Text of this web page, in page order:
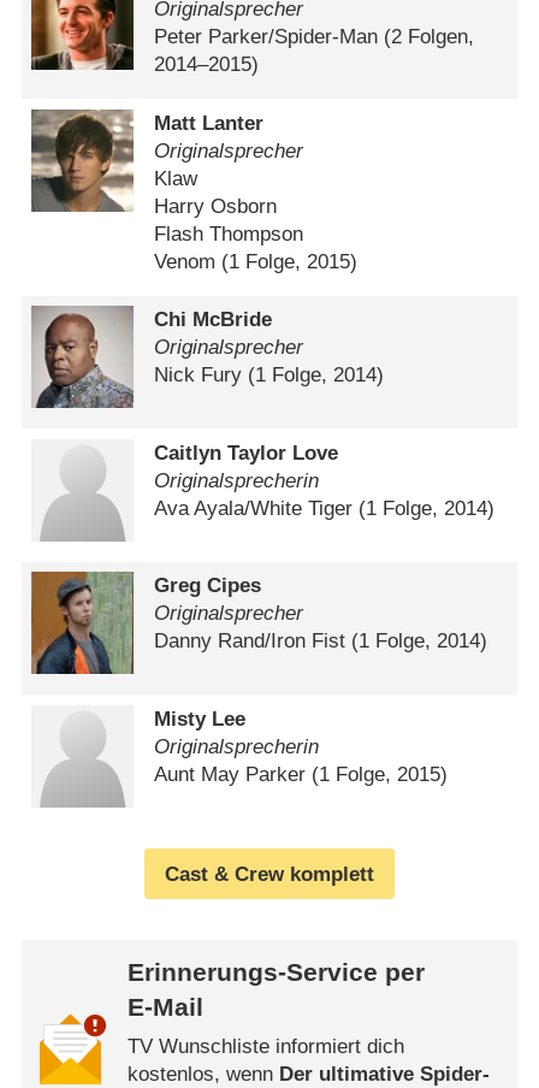
Originalsprecher
Peter Parker/​Spider-Man (2 Folgen,
2014⁠–⁠2015)
Matt Lanter
Originalsprecher
Klaw
Harry Osborn
Flash Thompson
Venom (1 Folge, 2015)
Chi McBride
Originalsprecher
Nick Fury (1 Folge, 2014)
Caitlyn Taylor Love
Originalsprecherin
Ava Ayala/​White Tiger (1 Folge, 2014)
Greg Cipes
Originalsprecher
Danny Rand/​Iron Fist (1 Folge, 2014)
Misty Lee
Originalsprecherin
Aunt May Parker (1 Folge, 2015)
Cast & Crew komplett
Erinnerungs-Service per
E-Mail
TV Wunschliste informiert dich
kostenlos, wenn Der ultimative Spider-